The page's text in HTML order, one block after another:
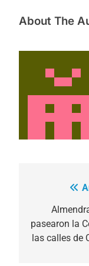
About The
entradas
pasearon la
las calles de